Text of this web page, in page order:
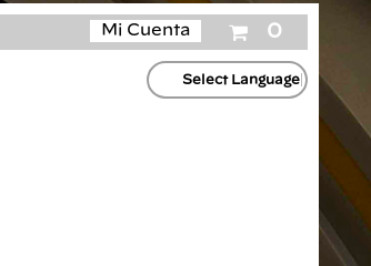
Tu
carrito
de
compras
vacío
0
Mi Cuenta
Select Language